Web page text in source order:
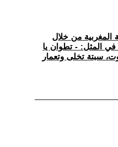
المغربية من خلال
في المثل: - تطوان يا
سبتة تخلى وتعمار